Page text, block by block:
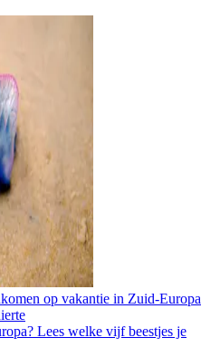
op vakantie in Zuid-Europa
Lees welke vijf beestjes je